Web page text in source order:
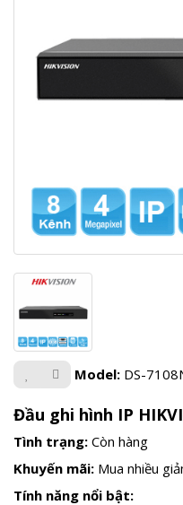
Model: DS-
Đầu ghi hình IP
Tình trạng: Còn hàng
Khuyến mãi: Mua nhiều
Tính năng nổi bật: